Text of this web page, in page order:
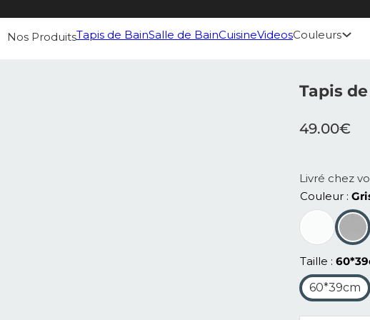
Nos ProduitsTapis de BainSalle de BainCuisineVideosCouleurs
Tapis
49.00€
Livré chez
Couleur
Taille
60*39cm